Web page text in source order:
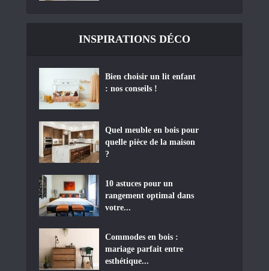
INSPIRATIONS DÉCO
Bien choisir un lit enfant
: nos conseils !
Quel meuble en bois pour
quelle pièce de la maison
?
10 astuces pour un
rangement optimal dans
votre...
Commodes en bois :
mariage parfait entre
esthétique...